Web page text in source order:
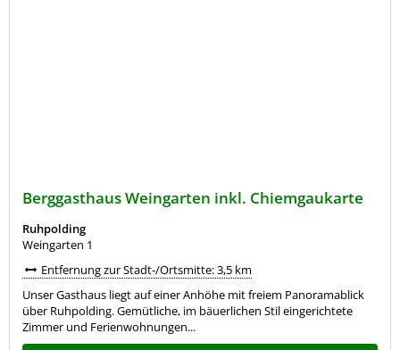
Berggasthaus Weingarten inkl. Chiemgaukarte
Ruhpolding
Weingarten 1
Entfernung zur Stadt-/Ortsmitte: 3,5 km
Unser Gasthaus liegt auf einer Anhöhe mit freiem Panoramablick
über Ruhpolding. Gemütliche, im bäuerlichen Stil eingerichtete
Zimmer und Ferienwohnungen...